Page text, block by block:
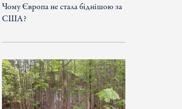
Чому Європа не стала біднішою за
США?